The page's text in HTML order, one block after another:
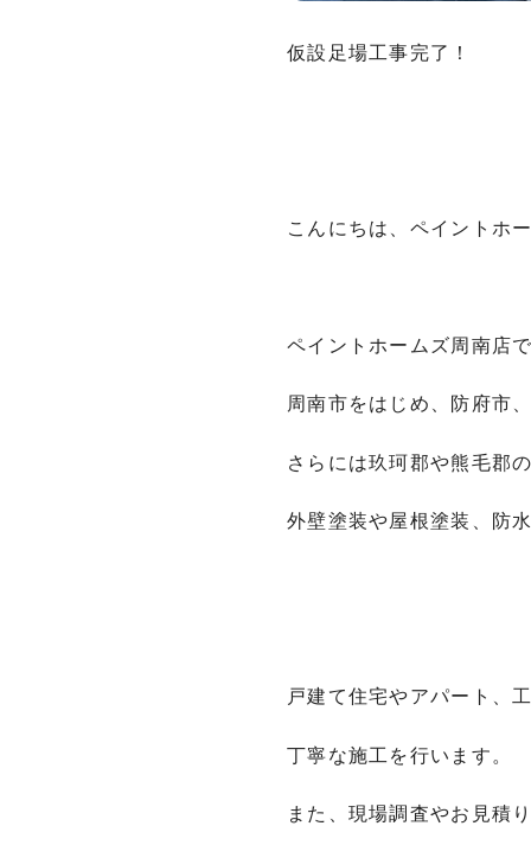
仮設足場工事完了！
こんにちは、ペイントホ
ペイントホームズ周南店
周南市をはじめ、防府市
さらには玖珂郡や熊毛郡
外壁塗装や屋根塗装、防
戸建て住宅やアパート、
丁寧な施工を行います。
また、現場調査やお見積